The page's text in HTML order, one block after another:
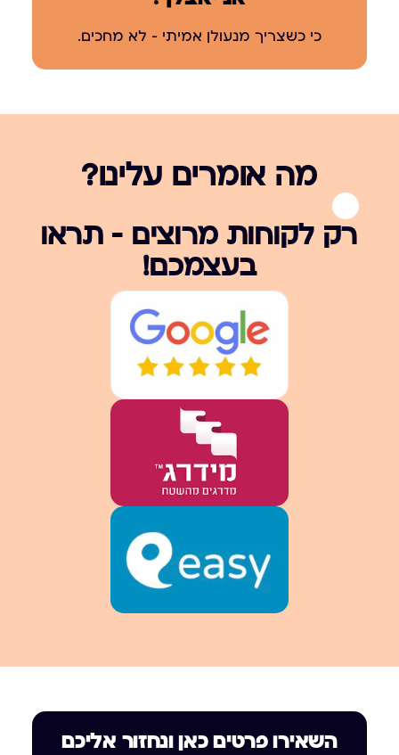
כי כשצריך מנעולן אמיתי – לא מחכים.
מה אומרים עלינו?
רק לקוחות מרוצים – תראו
בעצמכם!
השאירו פרטים כאן ונחזור אליכם